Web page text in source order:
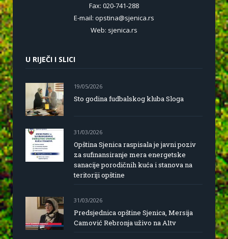
Fax: 020-741-288
E-mail: opstina@sjenica.rs
Web: sjenica.rs
U RIJEČI I SLICI
19/05/2026
Sto godina fudbalskog kluba Sloga
31/03/2026
Opština Sjenica raspisala je javni poziv
za sufinansiranje mera energetske
sanacije porodičnih kuća i stanova na
teritoriji opštine
31/03/2026
Predsjednica opštine Sjenica, Mersija
Camović Rebronja uživo na A1tv